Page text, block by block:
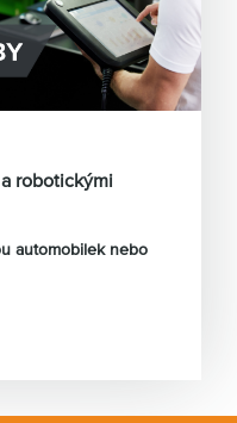
robotickými
automobilek nebo
setkávám i
rostoucí mzdové